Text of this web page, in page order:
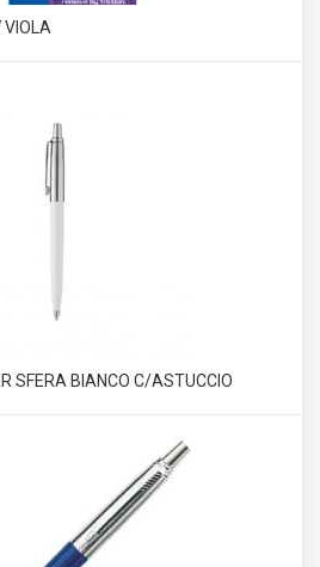
VIOLA
SFERA BIANCO C/ASTUCCIO